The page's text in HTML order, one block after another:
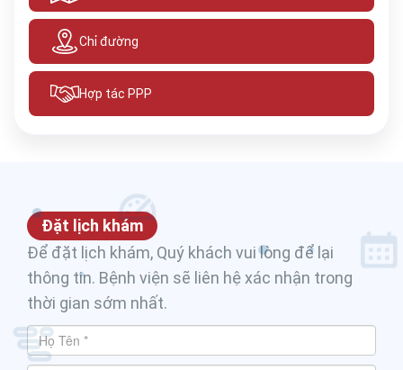
Chỉ đường
Hợp tác PPP
Đặt lịch khám
Để đặt lịch khám, Quý khách vui lòng để lại
thông tin. Bệnh viện sẽ liên hệ xác nhận trong
thời gian sớm nhất.